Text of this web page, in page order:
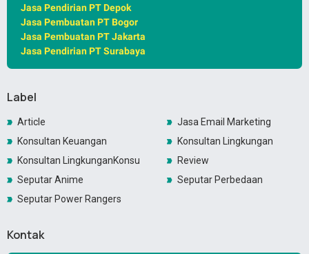
Jasa Pendirian PT Depok
Jasa Pembuatan PT Bogor
Jasa Pembuatan PT Jakarta
Jasa Pendirian PT Surabaya
Label
Article
Jasa Email Marketing
Konsultan Keuangan
Konsultan Lingkungan
Konsultan LingkunganKonsultan Lingkungan
Review
Seputar Anime
Seputar Perbedaan
Seputar Power Rangers
Kontak